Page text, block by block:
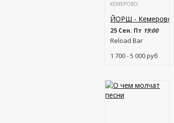
КЕМЕРОВО
ЙОРШ - Кемерово
25 Сен. Пт 19:00
Reload Bar
1 700 - 5 000руб